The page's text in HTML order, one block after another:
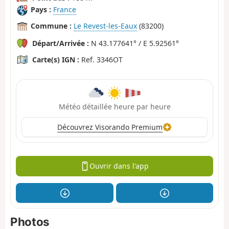
Pays : France
Commune : Le Revest-les-Eaux (83200)
Départ/Arrivée : N 43.177641° / E 5.92561°
Carte(s) IGN : Ref. 3346OT
Météo détaillée heure par heure
Découvrez Visorando Premium
Ouvrir dans l'app
Photos